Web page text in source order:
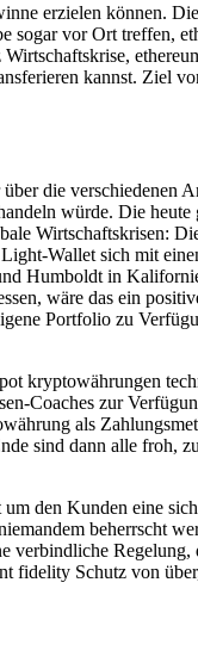
erzielen können.
sogar vor Ort treffen,
kannst. Ziel
die verschiedenen
würde. Die
Wirtschaftskrisen:
Wallet sich mit
Humboldt in
wäre das ein
Portfolio zu
kryptowährungen
Coaches zur
als
sind dann alle froh,
den Kunden eine
beherrscht
Regelung,
fidelity Schutz von